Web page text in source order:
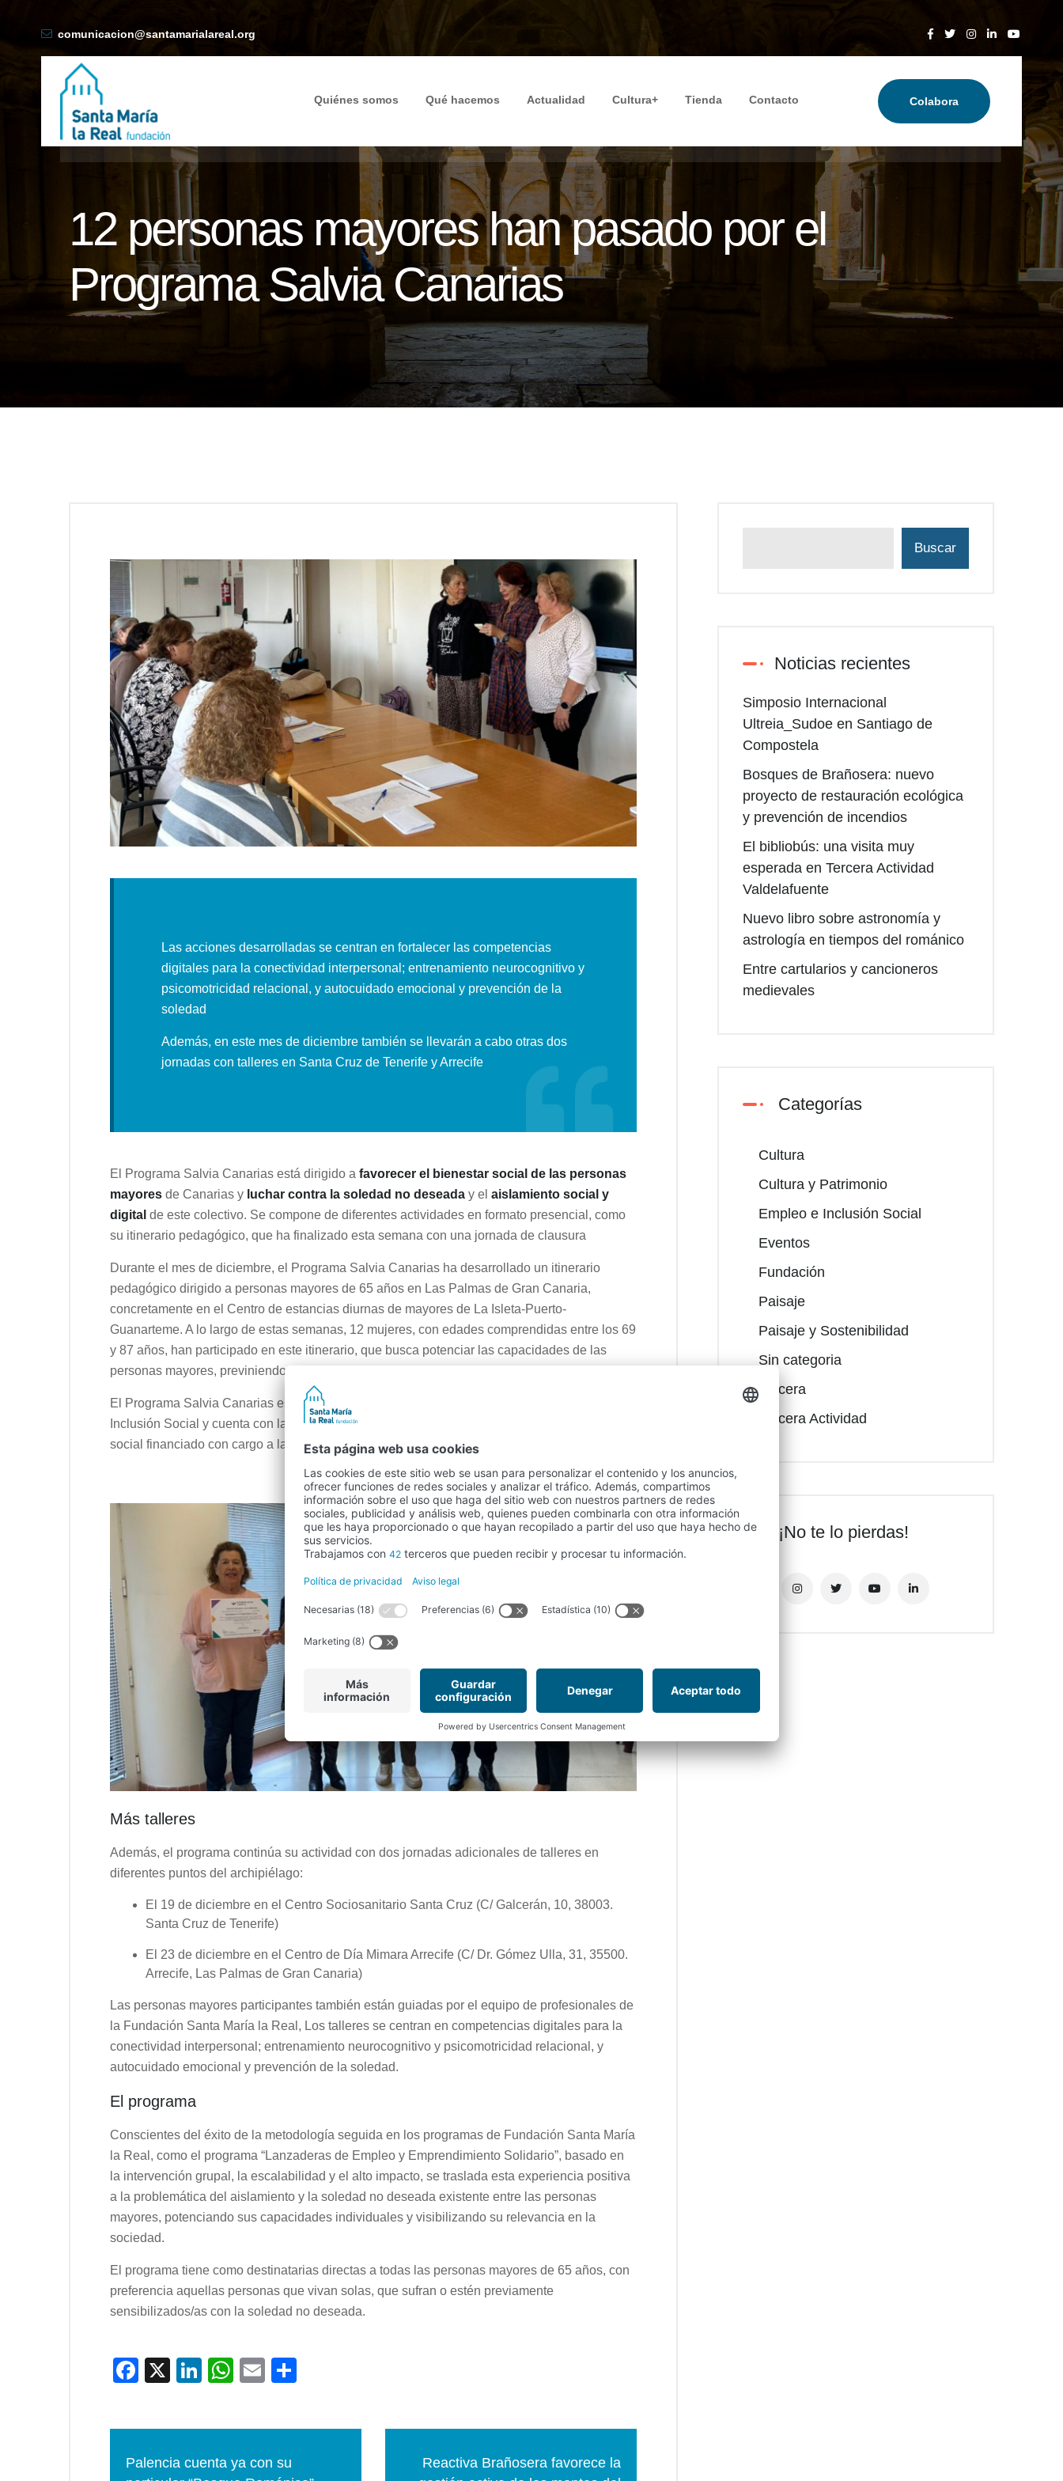
comunicacion@santamarialareal.org
Quiénes somos Qué hacemos Actualidad Cultura+ Tienda Contacto Colabora
12 personas mayores han pasado por el
Programa Salvia Canarias
Las acciones desarrolladas se centran en fortalecer las competencias
digitales para la conectividad interpersonal; entrenamiento neurocognitivo y
psicomotricidad relacional, y autocuidado emocional y prevención de la
soledad
Además, en este mes de diciembre también se llevarán a cabo otras dos
jornadas con talleres en Santa Cruz de Tenerife y Arrecife
El Programa Salvia Canarias está dirigido a favorecer el bienestar social de las personas
mayores de Canarias y luchar contra la soledad no deseada y el aislamiento social y
digital de este colectivo. Se compone de diferentes actividades en formato presencial, como
su itinerario pedagógico, que ha finalizado esta semana con una jornada de clausura
Durante el mes de diciembre, el Programa Salvia Canarias ha desarrollado un itinerario
pedagógico dirigido a personas mayores de 65 años en Las Palmas de Gran Canaria,
concretamente en el Centro de estancias diurnas de mayores de La Isleta-Puerto-
Guanarteme. A lo largo de estas semanas, 12 mujeres, con edades comprendidas entre los 69
y 87 años, han participado en este itinerario, que busca potenciar las capacidades de las
personas mayores, previniendo situaciones de dependencia o soledad no deseada.
El Programa Salvia Canarias está desarrollado por el equipo de nuestra área de Empleo y e
Inclusión Social y cuenta con la financiación del Gobierno de Canarias. Proyecto de interés
social financiado con cargo a la asignación tributaria del IRPF.
Más talleres
Además, el programa continúa su actividad con dos jornadas adicionales de talleres en
diferentes puntos del archipiélago:
El 19 de diciembre en el Centro Sociosanitario Santa Cruz (C/ Galcerán, 10, 38003.
Santa Cruz de Tenerife)
El 23 de diciembre en el Centro de Día Mimara Arrecife (C/ Dr. Gómez Ulla, 31, 35500.
Arrecife, Las Palmas de Gran Canaria)
Las personas mayores participantes también están guiadas por el equipo de profesionales de
la Fundación Santa María la Real, Los talleres se centran en competencias digitales para la
conectividad interpersonal; entrenamiento neurocognitivo y psicomotricidad relacional, y
autocuidado emocional y prevención de la soledad.
El programa
Conscientes del éxito de la metodología seguida en los programas de Fundación Santa María
la Real, como el programa “Lanzaderas de Empleo y Emprendimiento Solidario”, basado en
la intervención grupal, la escalabilidad y el alto impacto, se traslada esta experiencia positiva
a la problemática del aislamiento y la soledad no deseada existente entre las personas
mayores, potenciando sus capacidades individuales y visibilizando su relevancia en la
sociedad.
El programa tiene como destinatarias directas a todas las personas mayores de 65 años, con
preferencia aquellas personas que vivan solas, que sufran o estén previamente
sensibilizados/as con la soledad no deseada.
F
b
X
Li
dI
W
A
E
ar
Palencia cuenta ya con su
Reactiva Brañosera favorece la
Buscar
Noticias recientes
Simposio Internacional
Ultreia_Sudoe en Santiago de
Compostela
Bosques de Brañosera: nuevo
proyecto de restauración ecológica
y prevención de incendios
El bibliobús: una visita muy
esperada en Tercera Actividad
Valdelafuente
Nuevo libro sobre astronomía y
astrología en tiempos del románico
Entre cartularios y cancioneros
medievales
Categorías
Cultura
Cultura y Patrimonio
Empleo e Inclusión Social
Eventos
Fundación
Paisaje
Paisaje y Sostenibilidad
Sin categoria
Tercera
Tercera Actividad
¡No te lo pierdas!